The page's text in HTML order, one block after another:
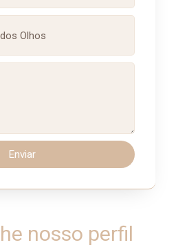
Enviar
nosso perfil